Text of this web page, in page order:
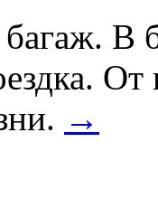
В
От
→